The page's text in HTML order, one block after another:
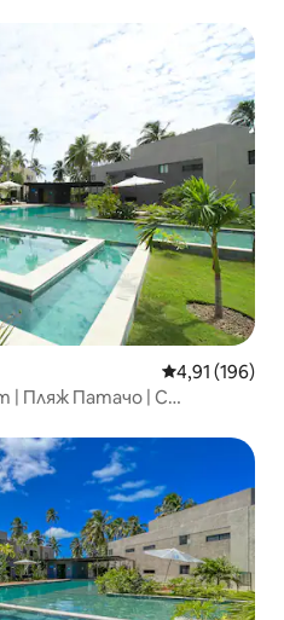
Средна
4,91 (196)
| Пляж Патачо | С